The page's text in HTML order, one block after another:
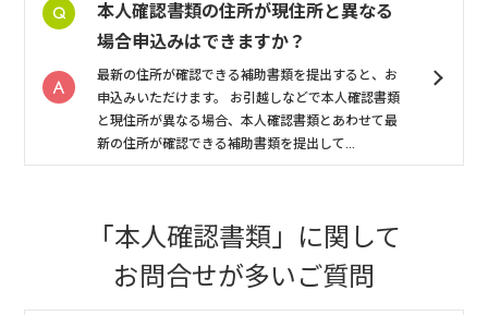
本人確認書類の住所が現住所と異なる
場合申込みはできますか？
最新の住所が確認できる補助書類を提出すると、お
申込みいただけます。 お引越しなどで本人確認書類
と現住所が異なる場合、本人確認書類とあわせて最
新の住所が確認できる補助書類を提出して...
「本人確認書類」
に関して
お問合せが多いご質問